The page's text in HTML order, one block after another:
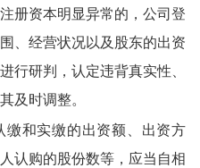
册资本明显异常的，公司登
、经营状况以及股东的出资
行研判，认定违背真实性、
及时调整。
和实缴的出资额、出资方
认购的股份数等，应当自相